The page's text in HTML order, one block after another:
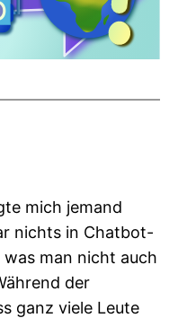
mich jemand
nichts in Chatbot-
man nicht auch
der
ganz viele Leute